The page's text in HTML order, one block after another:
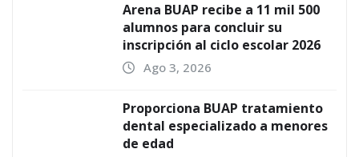
Arena BUAP recibe a 11 mil 500
alumnos para concluir su
inscripción al ciclo escolar 2026
Ago 3, 2026
Proporciona BUAP tratamiento
dental especializado a menores
de edad